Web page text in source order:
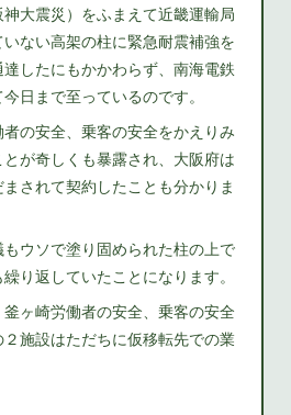
大震災）をふまえて近畿運輸局
ない高架の柱に緊急耐震補強を
したにもかかわらず、南海電鉄
日まで至っているのです。
の安全、乗客の安全をかえりみ
が奇しくも暴露され、大阪府は
されて契約したことも分かりま
ウソで塗り固められた柱の上で
り返していたことになります。
ヶ崎労働者の安全、乗客の安全
施設はただちに仮移転先での業